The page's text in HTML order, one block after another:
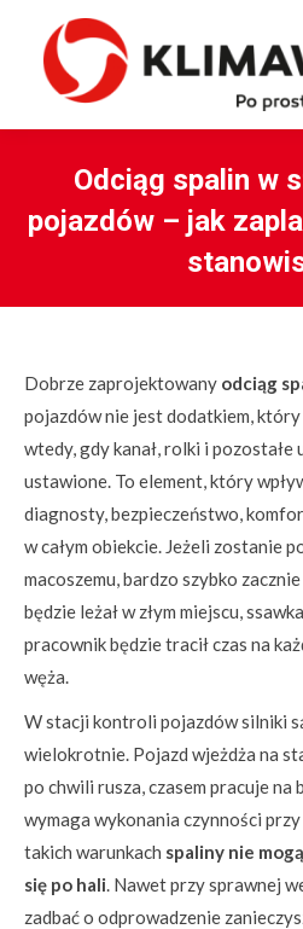
Odciąg spalin w
pojazdów – jak
Dobrze zaprojektowany odciąg
pojazdów nie jest dodatkiem,
wtedy, gdy kanał, rolki i pozostałe
ustawione. To element, który
diagnosty, bezpieczeństwo,
w całym obiekcie. Jeżeli zostanie
macoszemu, bardzo szybko
będzie leżał w złym miejscu,
pracownik będzie tracił czas na
węża.
W stacji kontroli pojazdów silniki
wielokrotnie. Pojazd wjeżdża na
po chwili rusza, czasem pracuje na
wymaga wykonania czynności
takich warunkach spaliny nie
się po hali . Nawet przy sprawnej
zadbać o odprowadzenie